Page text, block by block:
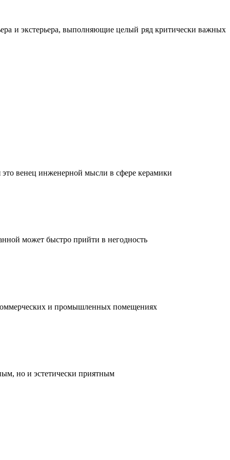
и экстерьера, выполняющие целый ряд критически важных
венец инженерной мысли в сфере керамики
может быстро прийти в негодность
и промышленных помещениях
но и эстетически приятным